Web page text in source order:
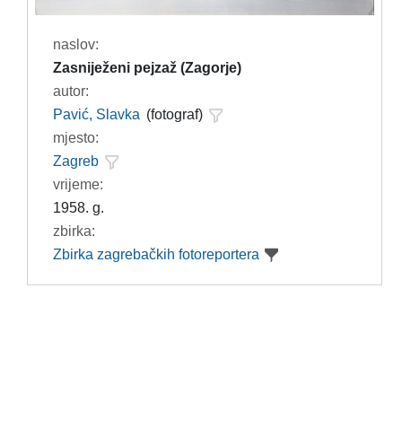
naslov:
Zasniježeni pejzaž (Zagorje)
autor:
Pavić, Slavka (fotograf)
mjesto:
Zagreb
vrijeme:
1958. g.
zbirka:
Zbirka zagrebačkih fotoreportera